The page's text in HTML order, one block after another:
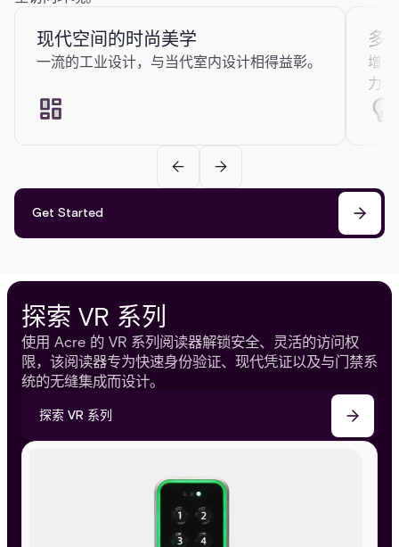
现代空间的时尚美学
一流的工业设计，与当代室内设计相得益彰。
多
增
力。
Get Started
探索 VR 系列
使用 Acre 的 VR 系列阅读器解锁安全、灵活的访问权
限，该阅读器专为快速身份验证、现代凭证以及与门禁系
统的无缝集成而设计。
探索 VR 系列